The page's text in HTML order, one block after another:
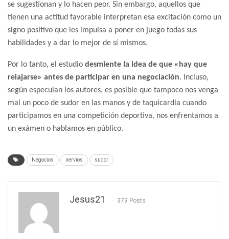
se sugestionan y lo hacen peor. Sin embargo, aquellos que
tienen una actitud favorable interpretan esa excitación como un
signo positivo que les impulsa a poner en juego todas sus
habilidades y a dar lo mejor de sí mismos.
Por lo tanto, el estudio desmiente la idea de que «hay que
relajarse» antes de participar en una negociación. Incluso,
según especulan los autores, es posible que tampoco nos venga
mal un poco de sudor en las manos y de taquicardia cuando
participamos en una competición deportiva, nos enfrentamos a
un exámen o hablamos en público.
Negocios nervios sudor
Jesus21 379 Posts